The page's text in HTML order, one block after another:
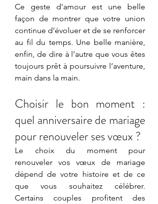
Ce geste d’amour est une belle
façon de montrer que votre union
continue d’évoluer et de se renforcer
au fil du temps. Une belle manière,
enfin, de dire à l’autre que vous êtes
toujours prêt à poursuivre l’aventure,
main dans la main.
Choisir le bon moment :
quel anniversaire de mariage
pour renouveler ses vœux ?
Le choix du moment pour
renouveler vos vœux de mariage
dépend de votre histoire et de ce
que vous souhaitez célébrer.
Certains couples profitent des